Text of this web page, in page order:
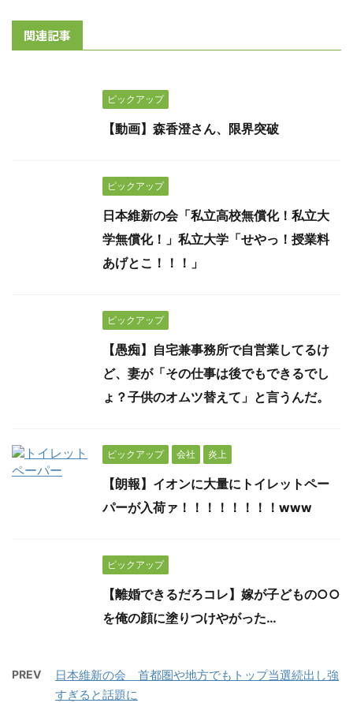
関連記事
ピックアップ
【動画】森香澄さん、限界突破
ピックアップ
日本維新の会「私立高校無償化！私立大
学無償化！」私立大学「せやっ！授業料
あげとこ！！！」
ピックアップ
【愚痴】自宅兼事務所で自営業してるけ
ど、妻が「その仕事は後でもできるでし
ょ？子供のオムツ替えて」と言うんだ。
ピックアップ 会社 炎上
【朗報】イオンに大量にトイレットペー
パーが入荷ァ！！！！！！！！www
ピックアップ
【離婚できるだろコレ】嫁が子どもの○○
を俺の顔に塗りつけやがった…
PREV
日本維新の会 首都圏や地方でもトップ当選続出し強
すぎると話題に